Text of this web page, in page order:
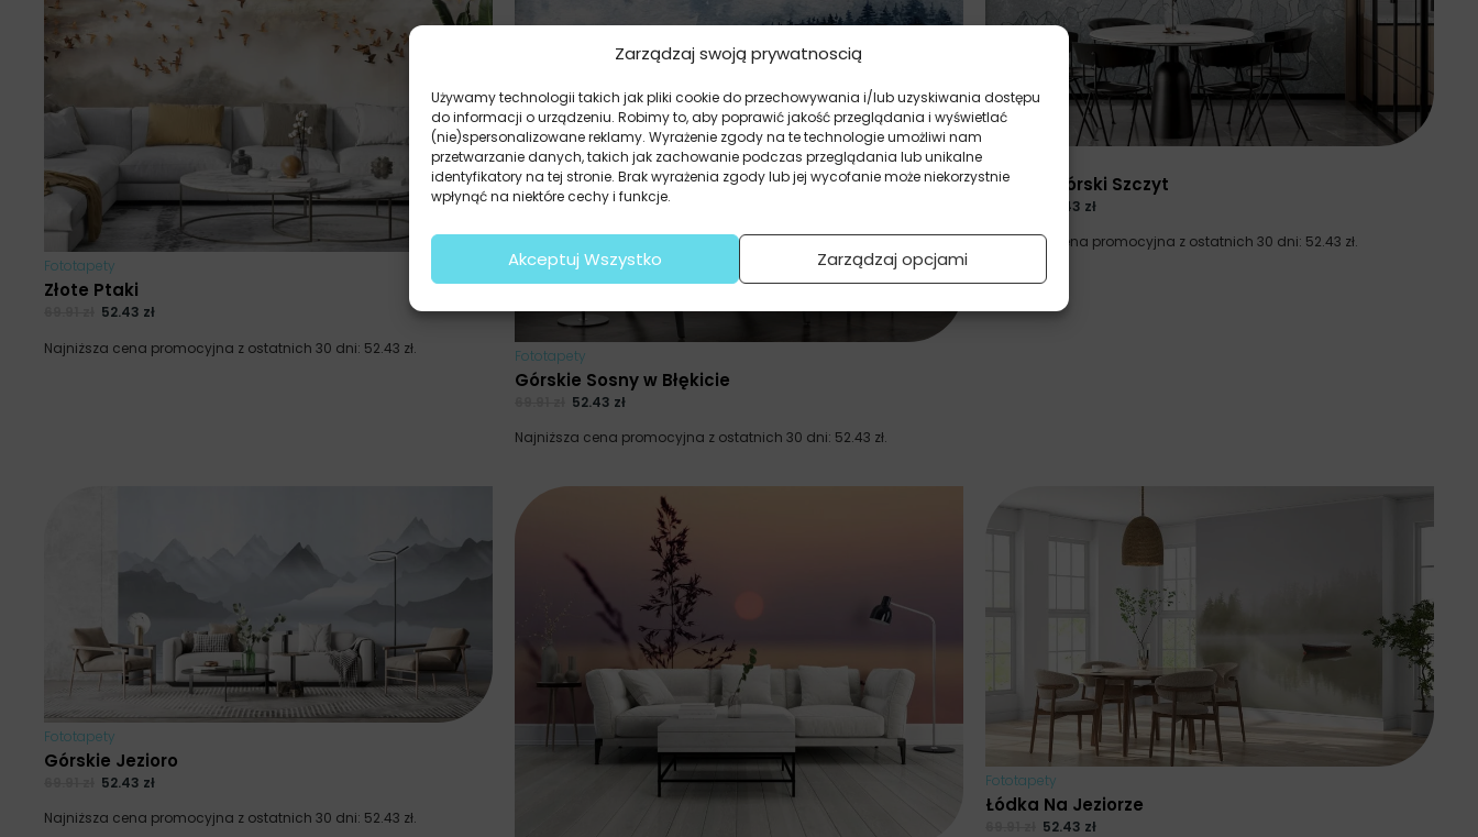
Zarządzaj swoją prywatnoscią
Używamy technologii takich jak pliki cookie do przechowywania i/lub uzyskiwania dostępu
do informacji o urządzeniu. Robimy to, aby poprawić jakość przeglądania i wyświetlać
(nie)spersonalizowane reklamy. Wyrażenie zgody na te technologie umożliwi nam
przetwarzanie danych, takich jak zachowanie podczas przeglądania lub unikalne
identyfikatory na tej stronie. Brak wyrażenia zgody lub jej wycofanie może niekorzystnie
wpłynąć na niektóre cechy i funkcje.
Akceptuj Wszystko Zarządzaj opcjami
Fototapety
Złote Ptaki
52.43 zł
Najniższa cena promocyjna z ostatnich 30 dni: 52.43 zł. Fototapety
Górskie Sosny w Błękicie
52.43 zł
Najniższa cena promocyjna z ostatnich 30 dni: 52.43 zł.
Wysoki Górski Szczyt
52.43 zł
Najniższa cena promocyjna z ostatnich 30 dni: 52.43 zł.
Fototapety
Górskie Jezioro
52.43 zł
Najniższa cena promocyjna z ostatnich 30 dni: 52.43 zł.
Fototapety
Łódka Na Jeziorze
52.43 zł